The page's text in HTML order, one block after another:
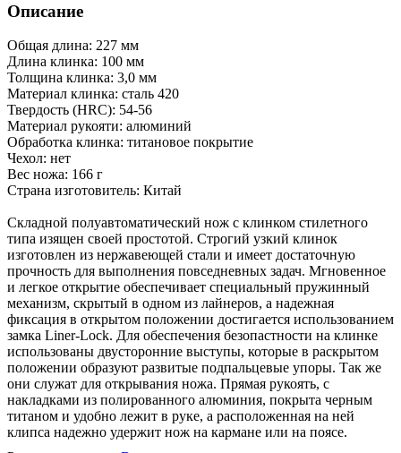
Описание
Общая длина: 227 мм
Длина клинка: 100 мм
Толщина клинка: 3,0 мм
Материал клинка: сталь 420
Твердость (HRC): 54-56
Материал рукояти: алюминий
Обработка клинка: титановое покрытие
Чехол: нет
Вес ножа: 166 г
Страна изготовитель: Китай
Складной полуавтоматический нож с клинком стилетного
типа изящен своей простотой. Строгий узкий клинок
изготовлен из нержавеющей стали и имеет достаточную
прочность для выполнения повседневных задач. Мгновенное
и легкое открытие обеспечивает специальный пружинный
механизм, скрытый в одном из лайнеров, а надежная
фиксация в открытом положении достигается использованием
замка Liner-Lock. Для обеспечения безопастности на клинке
использованы двусторонние выступы, которые в раскрытом
положении образуют развитые подпальцевые упоры. Так же
они служат для открывания ножа. Прямая рукоять, с
накладками из полированного алюминия, покрыта черным
титаном и удобно лежит в руке, а расположенная на ней
клипса надежно удержит нож на кармане или на поясе.